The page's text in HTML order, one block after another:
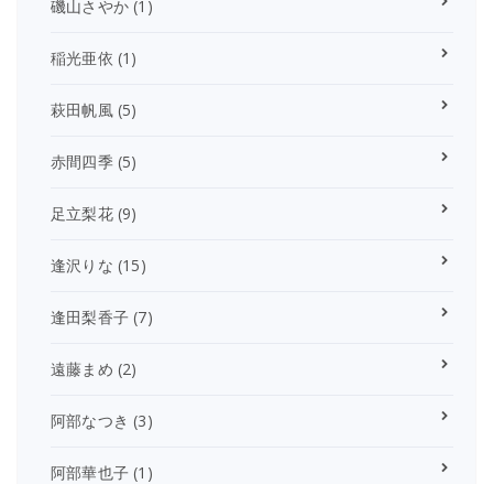
磯山さやか (1)
稲光亜依 (1)
萩田帆風(5)
赤間四季(5)
足立梨花(9)
逢沢りな (15)
逢田梨香子 (7)
遠藤まめ (2)
阿部なつき (3)
阿部華也子 (1)